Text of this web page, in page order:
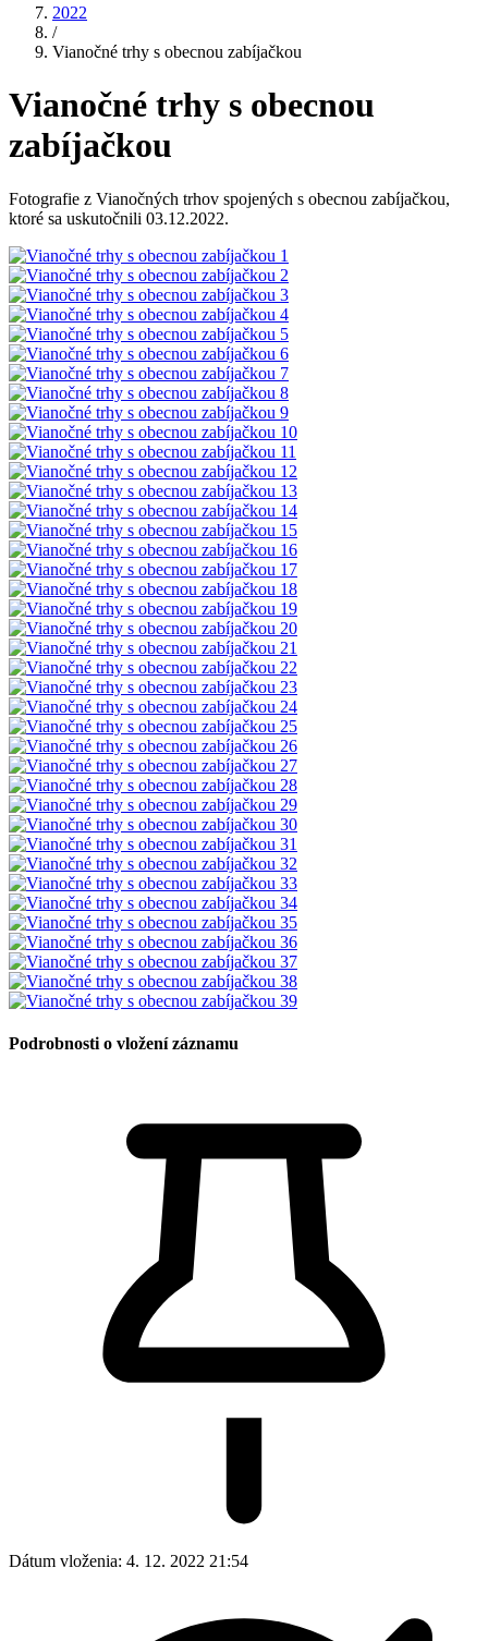
2022
/
Vianočné trhy s obecnou zabíjačkou
Vianočné trhy s obecnou
zabíjačkou
Fotografie z Vianočných trhov spojených s obecnou zabíjačkou,
ktoré sa uskutočnili 03.12.2022.
Podrobnosti o vložení záznamu
Dátum vloženia: 4. 12. 2022 21:54